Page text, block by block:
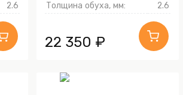
2.6
Толщина обуха, мм:
2.6
22 350 ₽